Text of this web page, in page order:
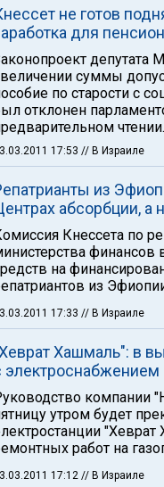
не готов
для
депутата
суммы
по старости с
отклонен
чтении.
17:53 // В Израиле
из
абсорбции, а
Кнессета по
на
из
17:33 // В Израиле
Хашмаль": в
электроснабжением
компании
утром будет
работ на
17:12 // В Израиле